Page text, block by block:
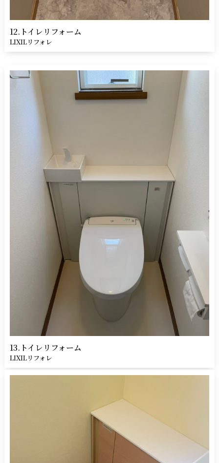
12.トイレリフォーム
LIXILリフォレ
13.トイレリフォーム
LIXILリフォレ